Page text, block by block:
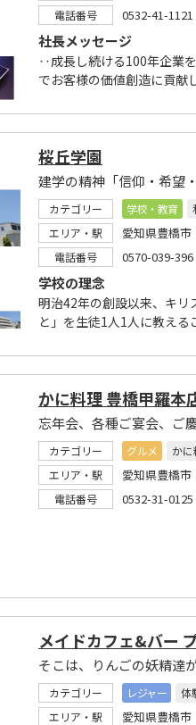
電話番号 0532-41-1121
社長メッセージ
‥成長し続ける100年企業
でお客様の価値創造に貢
桜丘学園
カテゴリー 学校・教育
エリア・駅
愛知県豊橋
電話番号 0570-039-396
学校の理念
明治42年の創設以来、キリ
と」を生徒1人1人に教える
かに料理 豊橋甲羅本
カテゴリー グルメ
かに
エリア・駅
愛知県豊橋
電話番号 0532-31-0125
メイドカフェ&バー
そこは、りんごの妖精達
カテゴリー レジャー
体
エリア・駅
愛知県豊橋